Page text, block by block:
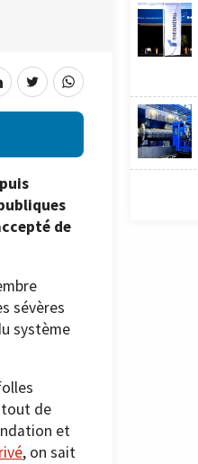
de
sévères
système
tout de
et
, on sait